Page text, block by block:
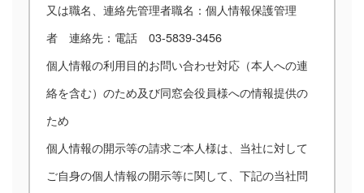
又は職名、連絡先管理者職名：個人情報保護管理
者 連絡先：電話 03-5839-3456
個人情報の利用目的お問い合わせ対応（本人への連
絡を含む）のため及び同窓会役員様への情報提供の
ため
個人情報の開示等の請求ご本人様は、当社に対して
ご自身の個人情報の開示等に関して、下記の当社問